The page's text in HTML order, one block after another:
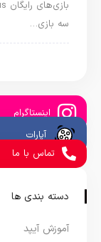
سه بازی…
اینستاگرام
آپارات
تماس با ما
دسته بندی ها
آموزش آیپد